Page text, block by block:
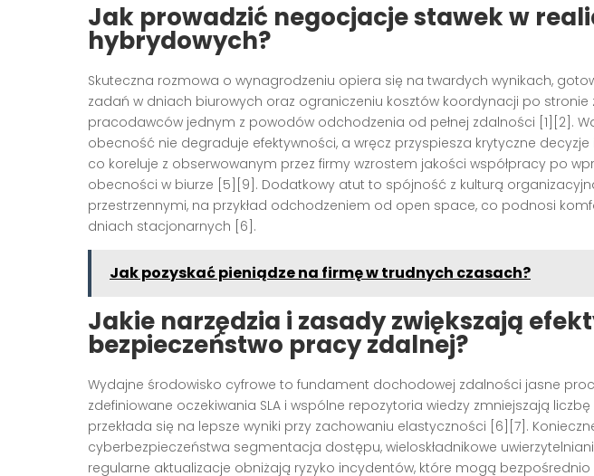
Jak prowadzić negocjacje stawek w
hybrydowych?
Skuteczna rozmowa o wynagrodzeniu opiera się na twardych wynikach,
zadań w dniach biurowych oraz ograniczeniu kosztów koordynacji po stronie
pracodawców jednym z powodów odchodzenia od pełnej zdalności [1][2].
obecność nie degraduje efektywności, a wręcz przyspiesza krytyczne
co koreluje z obserwowanym przez firmy wzrostem jakości współpracy po
obecności w biurze [5][9]. Dodatkowy atut to spójność z kulturą
przestrzennymi, na przykład odchodzeniem od open space, co podnosi
dniach stacjonarnych [6].
Jak pozyskać pieniądze na firmę w trudnych czasach?
Jakie narzędzia i zasady zwiększają
bezpieczeństwo pracy zdalnej?
Wydajne środowisko cyfrowe to fundament dochodowej zdalności jasne
zdefiniowane oczekiwania SLA i wspólne repozytoria wiedzy zmniejszają
przekłada się na lepsze wyniki przy zachowaniu elastyczności [6][7].
cyberbezpieczeństwa segmentacja dostępu, wieloskładnikowe
regularne aktualizacje obniżają ryzyko incydentów, które mogą